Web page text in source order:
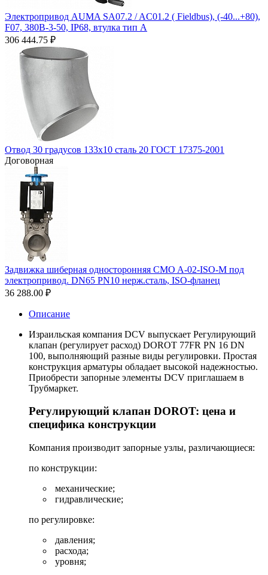
Электропривод AUMA SA07.2 / AC01.2 ( Fieldbus), (-40...+80),
F07, 380B-3-50, IP68, втулка тип А
306 444.75 ₽
Отвод 30 градусов 133х10 сталь 20 ГОСТ 17375-2001
Договорная
Задвижка шиберная односторонняя CMO A-02-ISO-M под
электропривод. DN65 PN10 нерж.сталь, ISO-фланец
36 288.00 ₽
Описание
Израильская компания DCV выпускает Регулирующий
клапан (регулирует расход) DOROT 77FR PN 16 DN
100, выполняющий разные виды регулировки. Простая
конструкция арматуры обладает высокой надежностью.
Приобрести запорные элементы DCV приглашаем в
Трубмаркет.
Регулирующий клапан DOROT: цена и
специфика конструкции
Компания производит запорные узлы, различающиеся:
по конструкции:
механические;
гидравлические;
по регулировке:
давления;
расхода;
уровня;